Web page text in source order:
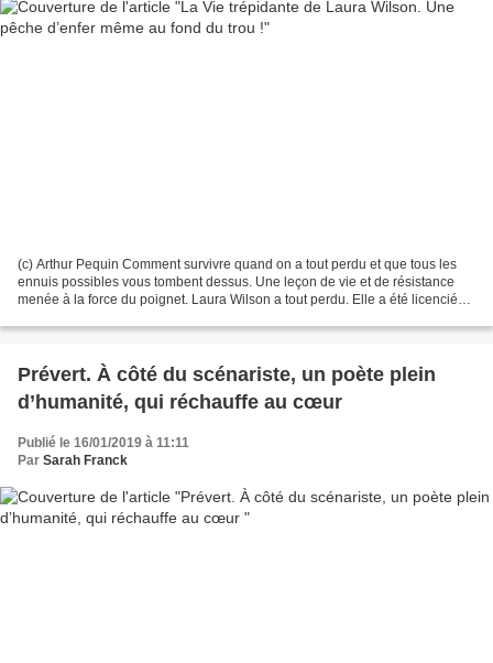
(c) Arthur Pequin Comment survivre quand on a tout perdu et que tous les
ennuis possibles vous tombent dessus. Une leçon de vie et de résistance
menée à la force du poignet. Laura Wilson a tout perdu. Elle a été licenciée,
Prévert. À côté du scénariste, un poète plein
d’humanité, qui réchauffe au cœur
Publié le 16/01/2019 à 11:11
Par Sarah Franck